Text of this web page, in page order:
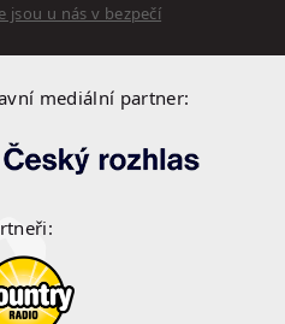
jsou u nás v bezpečí
mediální partner: